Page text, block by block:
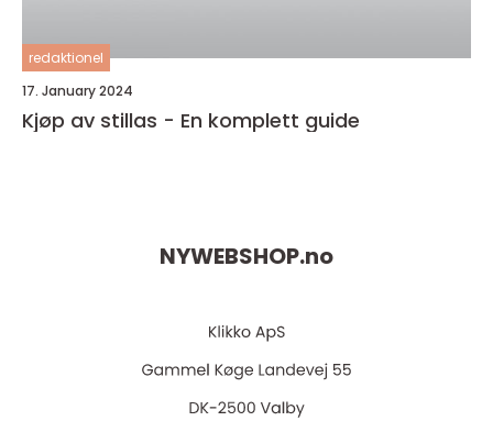
redaktionel
17. January 2024
Kjøp av stillas - En komplett guide
NYWEBSHOP.no